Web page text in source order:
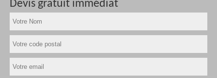
Devis gratuit immédiat